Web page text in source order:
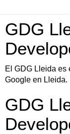
GDG
El GDG Lleida es
Google en Lleida.
GDG